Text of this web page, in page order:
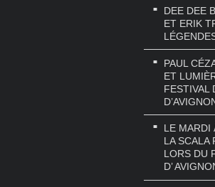
DEE DEE
ET ERIK
PAUL
ET
FESTIVAL
LE MARDI
LA SCALA
LORS DU
D’